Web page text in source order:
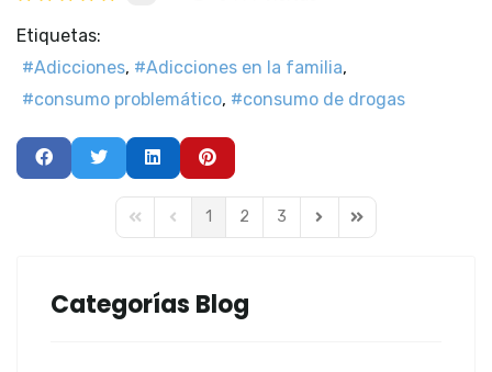
Etiquetas:
Adicciones
Adicciones en la familia
consumo problemático
consumo de drogas
First PagePrevious Page
1 2 3 Next PageLast Page
Categorías Blog